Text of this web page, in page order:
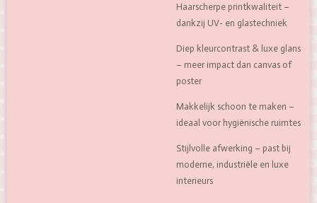
Haarscherpe printkwaliteit –
dankzij UV- en glastechniek
Diep kleurcontrast & luxe glans
– meer impact dan canvas of
poster
Makkelijk schoon te maken –
ideaal voor hygiënische ruimtes
Stijlvolle afwerking – past bij
moderne, industriële en luxe
interieurs